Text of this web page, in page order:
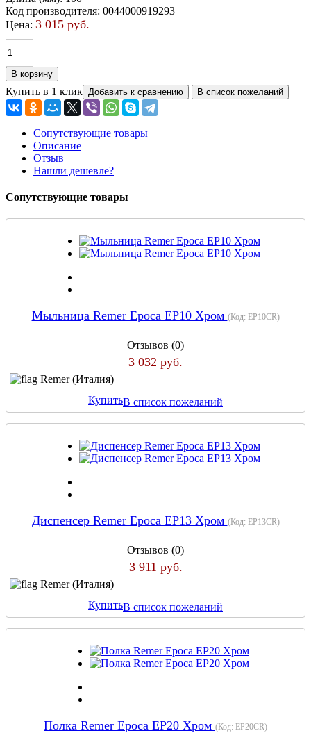
Код производителя: 0044000919293
Цена: 3 015 руб.
Купить в 1 клик
Сопутствующие товары
Описание
Отзыв
Нашли дешевле?
Сопутствующие товары
Мыльница Remer Epoca EP10 Хром (Код: EP10CR)
Отзывов (0)
3 032 руб.
Remer (Италия)
КупитьВ список пожеланий
Диспенсер Remer Epoca EP13 Хром (Код: EP13CR)
Отзывов (0)
3 911 руб.
Remer (Италия)
КупитьВ список пожеланий
Полка Remer Epoca EP20 Хром (Код: EP20CR)